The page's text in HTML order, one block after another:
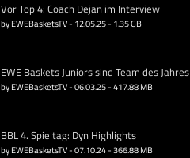
Vor Top 4: Coach Dejan im Interview
by EWEBasketsTV - 12.05.25 - 1.35 GB
EWE Baskets Juniors sind Team des Jahres
by EWEBasketsTV - 06.03.25 - 417.88 MB
BBL 4. Spieltag: Dyn Highlights
by EWEBasketsTV - 07.10.24 - 366.88 MB